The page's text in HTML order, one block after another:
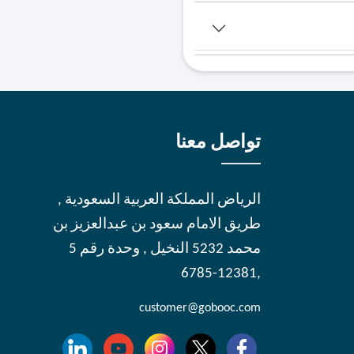
تواصل معنا
الرياض المملكة العربية السعودية ,
طريق الامام سعود بن عبدالعزيز بن
محمد 5232 النخيل , وحدة رقم 5
,12381-6785
customer@gobooc.com